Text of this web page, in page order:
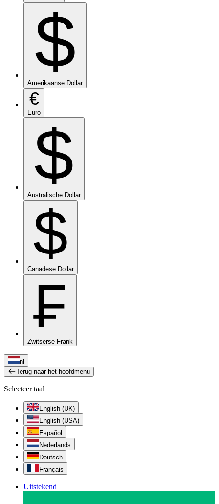
$
Amerikaanse Dollar
€
Euro
$
Australische Dollar
$
Canadese Dollar
₣
Zwitserse Frank
nl
Terug naar het hoofdmenu
Selecteer taal
English (UK)
English (USA)
Español
Nederlands
Deutsch
Français
Uitstekend